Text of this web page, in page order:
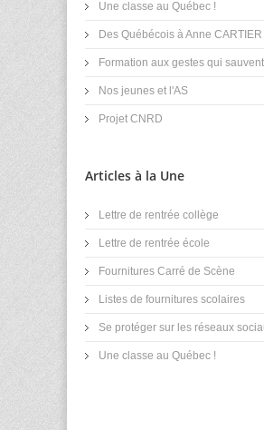
Une classe au Québec !
Des Québécois à Anne CARTIER
Formation aux gestes qui sauvent
Nos jeunes et l'AS
Projet CNRD
Articles à la Une
Lettre de rentrée collège
Lettre de rentrée école
Fournitures Carré de Scène
Listes de fournitures scolaires
Se protéger sur les réseaux
Une classe au Québec !